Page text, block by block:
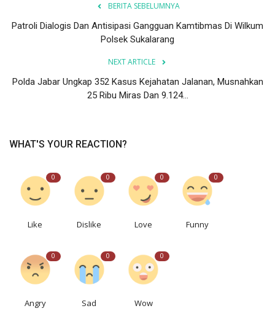
BERITA SEBELUMNYA
Patroli Dialogis Dan Antisipasi Gangguan Kamtibmas Di Wilkum
Polsek Sukalarang
NEXT ARTICLE
Polda Jabar Ungkap 352 Kasus Kejahatan Jalanan, Musnahkan
25 Ribu Miras Dan 9.124...
WHAT'S YOUR REACTION?
0
Like
0
Dislike
0
Love
0
Funny
0
Angry
0
Sad
0
Wow